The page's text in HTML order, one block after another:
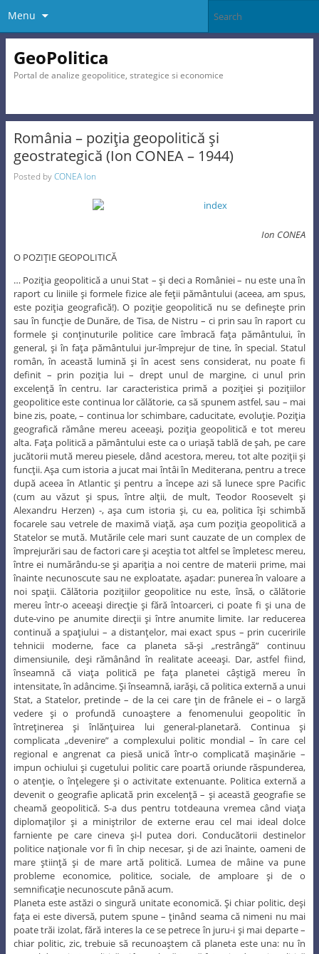
Menu
GeoPolitica
Portal de analize geopolitice, strategice si economice
România – poziţia geopolitică şi
geostrategică (Ion CONEA – 1944)
Posted byCONEA Ion
Ion CONEA
O POZIŢIE GEOPOLITICĂ
… Poziţia geopolitică a unui Stat – şi deci a României – nu este una în
raport cu liniile şi formele fizice ale feţii pământului (aceea, am spus,
este poziţia geografică!). O poziţie geopolitică nu se defineşte prin
sau în funcţie de Dunăre, de Tisa, de Nistru – ci prin sau în raport cu
formele şi conţinuturile politice care îmbracă faţa pământului, în
general, şi în faţa pământului jur-împrejur de tine, în special. Statul
român, în această lumină şi în acest sens considerat, nu poate fi
definit – prin poziţia lui – drept unul de margine, ci unul prin
excelenţă în centru. Iar caracteristica primă a poziţiei şi poziţiilor
geopolitice este continua lor călătorie, ca să spunem astfel, sau – mai
bine zis, poate, – continua lor schimbare, caducitate, evoluţie. Poziţia
geografică rămâne mereu aceeaşi, poziţia geopolitică e tot mereu
alta. Faţa politică a pământului este ca o uriaşă tablă de şah, pe care
jucătorii mută mereu piesele, dând acestora, mereu, tot alte poziţii şi
funcţii. Aşa cum istoria a jucat mai întâi în Mediterana, pentru a trece
după aceea în Atlantic şi pentru a începe azi să lunece spre Pacific
(cum au văzut şi spus, între alţii, de mult, Teodor Roosevelt şi
Alexandru Herzen) -, aşa cum istoria şi, cu ea, politica îşi schimbă
focarele sau vetrele de maximă viaţă, aşa cum poziţia geopolitică a
Statelor se mută. Mutările cele mari sunt cauzate de un complex de
împrejurări sau de factori care şi aceştia tot altfel se împletesc mereu,
între ei numărându-se şi apariţia a noi centre de materii prime, mai
înainte necunoscute sau ne exploatate, aşadar: punerea în valoare a
noi spaţii. Călătoria poziţiilor geopolitice nu este, însă, o călătorie
mereu într-o aceeaşi direcţie şi fără întoarceri, ci poate fi şi una de
dute-vino pe anumite direcţii şi între anumite limite. Iar reducerea
continuă a spaţiului – a distanţelor, mai exact spus – prin cuceririle
tehnicii moderne, face ca planeta să-şi „restrângă” continuu
dimensiunile, deşi rămânând în realitate aceeaşi. Dar, astfel fiind,
înseamnă că viaţa politică pe faţa planetei câştigă mereu în
intensitate, în adâncime. Şi înseamnă, iarăşi, că politica externă a unui
Stat, a Statelor, pretinde – de la cei care ţin de frânele ei – o largă
vedere şi o profundă cunoaştere a fenomenului geopolitic în
întreţinerea şi înlănţuirea lui general-planetară. Continua şi
complicata „devenire” a complexului politic mondial – în care cel
regional e angrenat ca piesă unică într-o complicată maşinărie –
impun ochiului şi cugetului politic care poartă oriunde răspunderea,
o atenţie, o înţelegere şi o activitate extenuante. Politica externă a
devenit o geografie aplicată prin excelenţă – şi această geografie se
cheamă geopolitică. S-a dus pentru totdeauna vremea când viaţa
diplomaţilor şi a miniştrilor de externe erau cel mai ideal dolce
farniente pe care cineva şi-l putea dori. Conducătorii destinelor
politice naţionale vor fi în chip necesar, şi de azi înainte, oameni de
mare ştiinţă şi de mare artă politică. Lumea de mâine va pune
probleme economice, politice, sociale, de amploare şi de o
semnificaţie necunoscute până acum.
Planeta este astăzi o singură unitate economică. Şi chiar politic, deşi
faţa ei este diversă, putem spune – ţinând seama că nimeni nu mai
poate trăi izolat, fără interes la ce se petrece în juru-i şi mai departe –
chiar politic, zic, trebuie să recunoaştem că planeta este una: nu în